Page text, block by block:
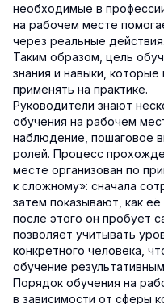
необходимые в
на рабочем месте
через реальные действия.
Таким образом, цель
знания и навыки,
применять на практике.
Руководители знают
обучения на рабочем
наблюдение, пошаговое
ролей. Процесс
месте организован по
к сложному»: сначала
затем показывают, как
после этого он пробует
позволяет учитывать
конкретного человека,
обучение
Порядок обучения на
в зависимости от сферы